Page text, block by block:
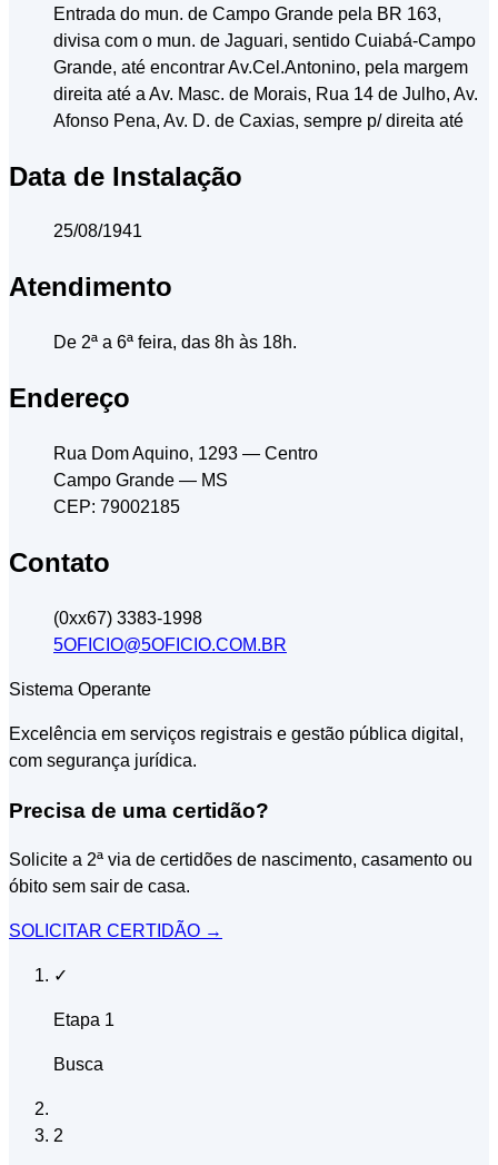
Entrada do mun. de Campo Grande pela BR 163,
divisa com o mun. de Jaguari, sentido Cuiabá-Campo
Grande, até encontrar Av.Cel.Antonino, pela margem
direita até a Av. Masc. de Morais, Rua 14 de Julho, Av.
Afonso Pena, Av. D. de Caxias, sempre p/ direita até
Data de Instalação
25/08/1941
Atendimento
De 2ª a 6ª feira, das 8h às 18h.
Endereço
Rua Dom Aquino, 1293 — Centro
Campo Grande — MS
CEP: 79002185
Contato
(0xx67) 3383-1998
5OFICIO@5OFICIO.COM.BR
Sistema Operante
Excelência em serviços registrais e gestão pública digital,
com segurança jurídica.
Precisa de uma certidão?
Solicite a 2ª via de certidões de nascimento, casamento ou
óbito sem sair de casa.
SOLICITAR CERTIDÃO →
✓
Etapa 1
Busca
2